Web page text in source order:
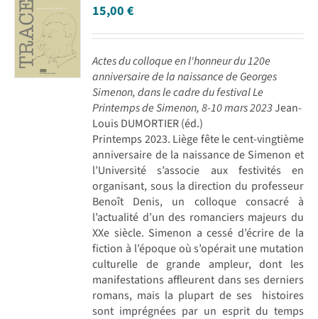
15,00€
Actes du colloque en l'honneur du 120e
anniversaire de la naissance de Georges
Simenon, dans le cadre du festival Le
Printemps de Simenon, 8-10 mars 2023Jean-
Louis DUMORTIER (éd.)
Printemps 2023. Liège fête le cent-vingtième
anniversaire de la naissance de Simenon et
l’Université s’associe aux festivités en
organisant, sous la direction du professeur
Benoît Denis, un colloque consacré à
l’actualité d’un des romanciers majeurs du
XXe siècle. Simenon a cessé d’écrire de la
fiction à l’époque où s’opérait une mutation
culturelle de grande ampleur, dont les
manifestations affleurent dans ses derniers
romans, mais la plupart de ses histoires
sont imprégnées par un esprit du temps